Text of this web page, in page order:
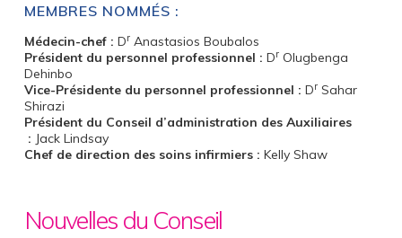
MEMBRES NOMMÉS :
Médecin-chef : DrAnastasios Boubalos
Président du personnel professionnel : DrOlugbenga
Dehinbo
Vice-Présidente du personnel professionnel : DrSahar
Shirazi
Président du Conseil d’administration des Auxiliaires
: Jack Lindsay
Chef de direction des soins infirmiers : Kelly Shaw
Nouvelles du Conseil